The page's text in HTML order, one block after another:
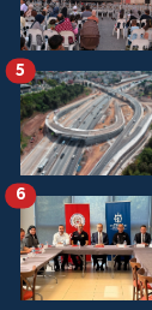
5
6